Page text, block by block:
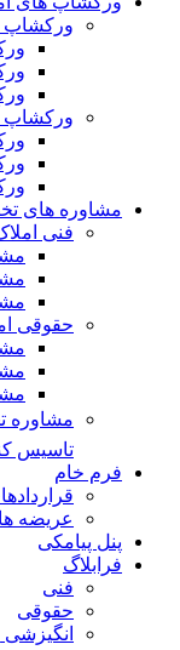
ورکشاپ
مشاوره های
فنی
حقوقی
مشاوره
تاسیس
فرم خام
عریضه
پنل پیامکی
فرابلاگ
فنی
حقوقی